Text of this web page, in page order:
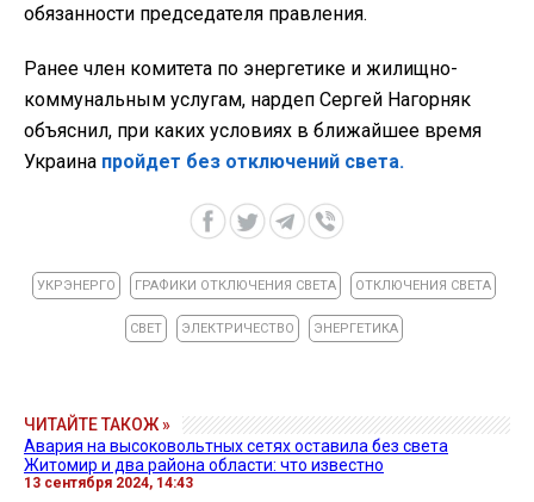
обязанности председателя правления.
Ранее член комитета по энергетике и жилищно-
коммунальным услугам, нардеп Сергей Нагорняк
объяснил, при каких условиях в ближайшее время
Украина пройдет без отключений света.
УКРЭНЕРГО ГРАФИКИ ОТКЛЮЧЕНИЯ СВЕТА ОТКЛЮЧЕНИЯ СВЕТА
СВЕТ ЭЛЕКТРИЧЕСТВО ЭНЕРГЕТИКА
ЧИТАЙТЕ ТАКОЖ »
Авария на высоковольтных сетях оставила без света
Житомир и два района области: что известно
13 сентября 2024, 14:43